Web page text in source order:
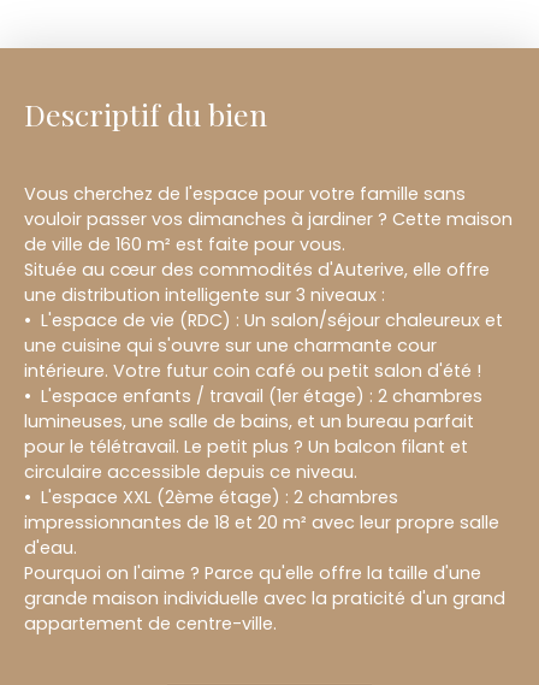
Descriptif du bien
Vous cherchez de l'espace pour votre famille sans
vouloir passer vos dimanches à jardiner ? Cette maison
de ville de 160 m² est faite pour vous.
Située au cœur des commodités d'Auterive, elle offre
une distribution intelligente sur 3 niveaux :
L'espace de vie (RDC) : Un salon/séjour chaleureux et
une cuisine qui s'ouvre sur une charmante cour
intérieure. Votre futur coin café ou petit salon d'été !
L'espace enfants / travail (1er étage) : 2 chambres
lumineuses, une salle de bains, et un bureau parfait
pour le télétravail. Le petit plus ? Un balcon filant et
circulaire accessible depuis ce niveau.
L'espace XXL (2ème étage) : 2 chambres
impressionnantes de 18 et 20 m² avec leur propre salle
d'eau.
Pourquoi on l'aime ? Parce qu'elle offre la taille d'une
grande maison individuelle avec la praticité d'un grand
appartement de centre-ville.